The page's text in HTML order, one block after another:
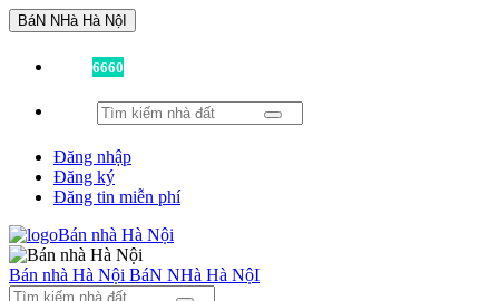
BáN NHà Hà NộI
6660
Đăng nhập
Đăng ký
Đăng tin miễn phí
Bán nhà Hà Nội BáN NHà Hà NộI